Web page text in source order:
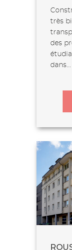
très
des
dans...